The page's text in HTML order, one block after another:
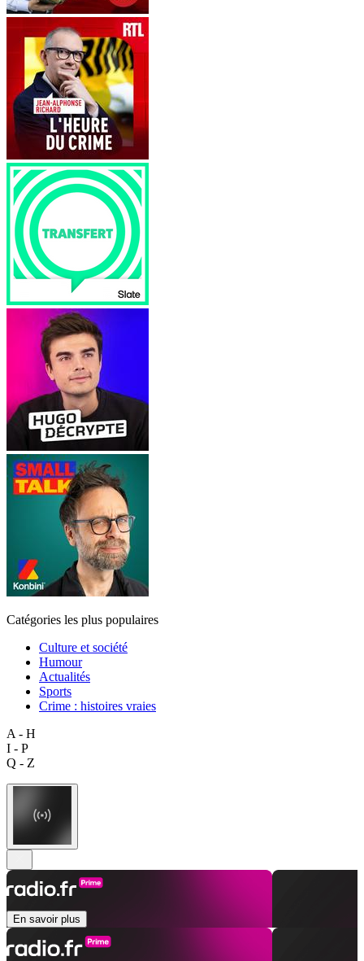
Catégories les plus populaires
Culture et société
Humour
Actualités
Sports
Crime : histoires vraies
A - H
I - P
Q - Z
En savoir plus